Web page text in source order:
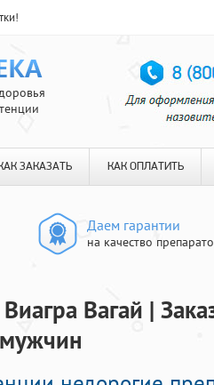
КАК ЗАКАЗАТЬ КАК ОПЛАТИТЬ
Даем гарантии
на качество
Вагай |